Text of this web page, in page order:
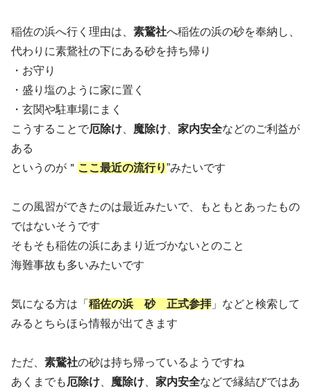
稲佐の浜へ行く理由は、 素鵞社へ稲佐の浜の砂を奉納し、
代わりに素鵞社の下にある砂を持ち帰り
・お守り
・盛り塩のように家に置く
・玄関や駐車場にまく
こうすることで厄除け、 魔除け、 家内安全などのご利益が
ある
というのが＂ ここ最近の流行り”みたいです
この風習ができたのは最近みたいで、もともとあったもの
ではないそうです
そもそも稲佐の浜にあまり近づかないとのこと
海難事故も多いみたいです
気になる方は「 稲佐の浜 砂 正式参拝」などと検索して
みるとちらほら情報が出てきます
ただ、 素鵞社の砂は持ち帰っているようですね
あくまでも厄除け、 魔除け、 家内安全などで縁結びではあ